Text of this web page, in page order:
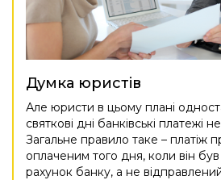
Думка юристів
Але юристи в цьому плані
святкові дні банківські платежі
Загальне правило таке – платіж
оплаченим того дня, коли він
рахунок банку, а не